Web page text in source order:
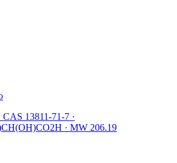
CAS 13811-71-7 ·
· MW 206.19